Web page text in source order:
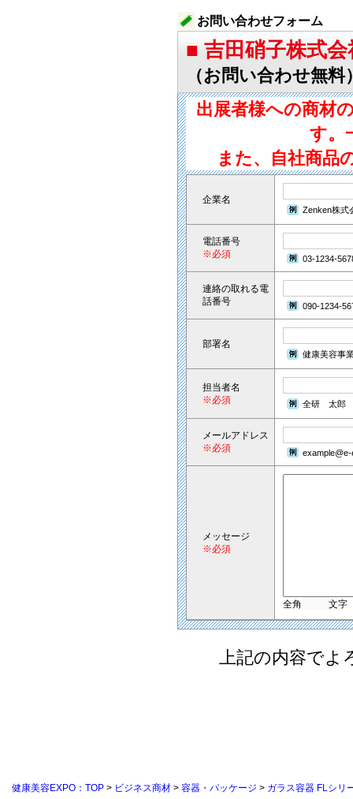
お問い合わせフォーム
■ 吉田硝子株式会
（お問い合わせ無料
出展者様への商材
す。
また、自社商品
企業名
Zenken株式
電話番号
※必須
03-1234-
連絡の取れる電
話番号
090-1234-
部署名
健康美容事
担当者名
※必須
全研 太郎
メールアドレス
※必須
メッセージ
※必須
全角 文字
上記の内容でよ
健康美容EXPO：TOP > ビジネス商材 > 容器・パッケージ > ガラス容器 FLシリ